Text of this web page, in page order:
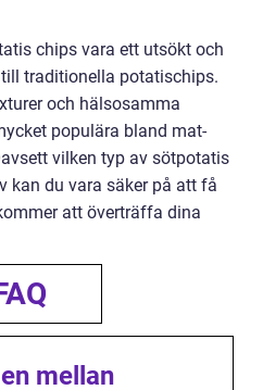
chips vara ett utsökt och
traditionella potatischips.
och hälsosamma
populära bland mat-
vilken typ av sötpotatis
kan du vara säker på att få
att överträffa dina
mellan